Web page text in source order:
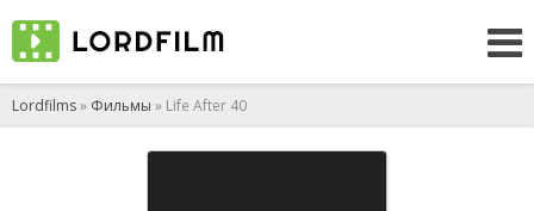
Lordfilms» Фильмы » Life After 40